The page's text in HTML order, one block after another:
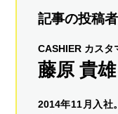
記事の投稿
CASHIER カスタ
藤原 貴雄
2014年11月入社